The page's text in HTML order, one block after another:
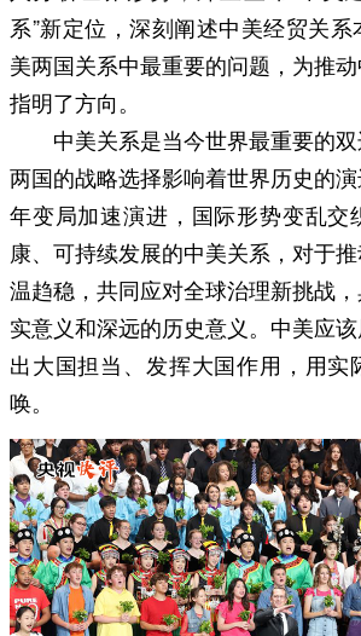
系”新定位，深刻阐述中美经贸关
美两国关系中最重要的问题，为推
指明了方向。
中美关系是当今世界最重要的
两国的战略选择影响着世界历史的
年变局加速演进，国际形势变乱交
康、可持续发展的中美关系，对于
温趋稳，共同应对全球治理新挑战
实意义和深远的历史意义。中美应
出大国担当、发挥大国作用，用实
唤。